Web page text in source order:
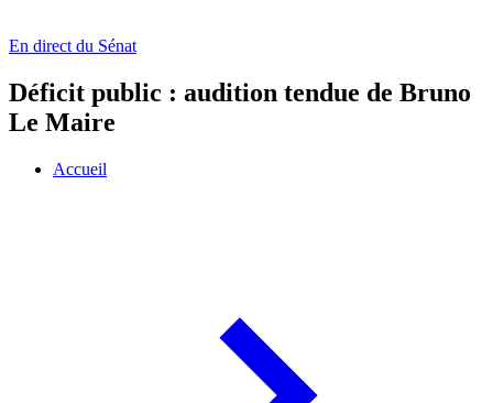
En direct du Sénat
Déficit public : audition tendue de Bruno
Le Maire
Accueil